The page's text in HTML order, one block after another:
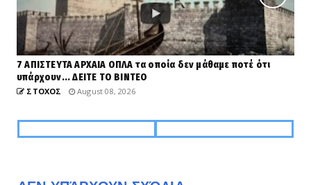
7 ΑΠΙΣΤΕΥΤΑ ΑΡΧΑΙΑ ΟΠΛΑ τα οποία δεν μάθαμε ποτέ ότι
υπάρχουν... ΔΕΙΤΕ ΤΟ ΒΙΝΤΕΟ
ΣΤΟΧΟΣ August 08, 2026